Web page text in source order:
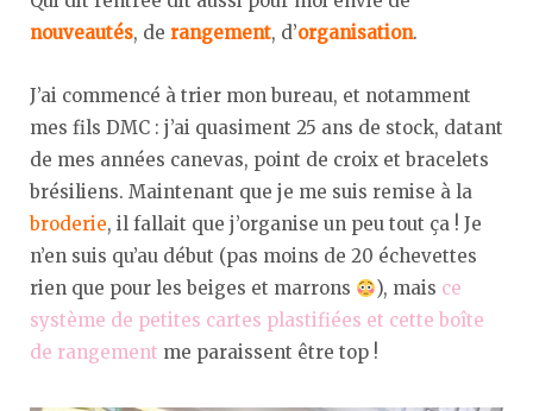
nouveautés, de rangement, d’organisation.
J’ai commencé à trier mon bureau, et notamment
mes fils DMC : j’ai quasiment 25 ans de stock, datant
de mes années canevas, point de croix et bracelets
brésiliens. Maintenant que je me suis remise à la
broderie, il fallait que j’organise un peu tout ça ! Je
n’en suis qu’au début (pas moins de 20 échevettes
rien que pour les beiges et marrons
), mais ce
système de petites cartes plastifiées et cette boîte
de rangement me paraissent être top !